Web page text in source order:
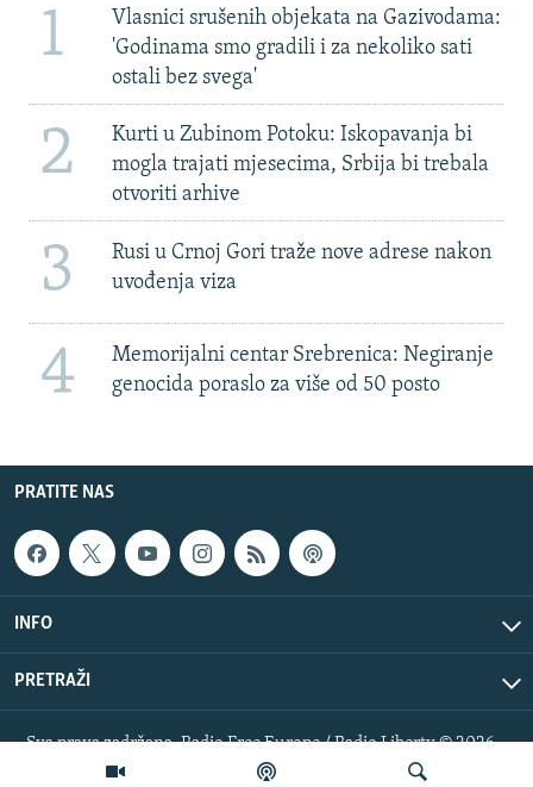
1
Vlasnici srušenih objekata na Gazivodama:
'Godinama smo gradili i za nekoliko sati
ostali bez svega'
2
Kurti u Zubinom Potoku: Iskopavanja bi
mogla trajati mjesecima, Srbija bi trebala
otvoriti arhive
3
Rusi u Crnoj Gori traže nove adrese nakon
uvođenja viza
4
Memorijalni centar Srebrenica: Negiranje
genocida poraslo za više od 50 posto
PRATITE NAS
INFO
PRETRAŽI
Sva prava zadržana. Radio Free Europe / Radio Liberty © 2026
RFE/RL, Inc.